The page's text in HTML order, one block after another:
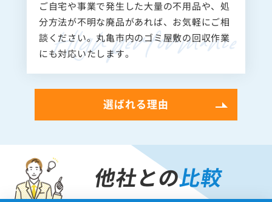
ご自宅や事業で発生した大量の不用品や、処
分方法が不明な廃品があれば、お気軽にご相
談ください。丸亀市内のゴミ屋敷の回収作業
にも対応いたします。
選ばれる理由
他社との比較